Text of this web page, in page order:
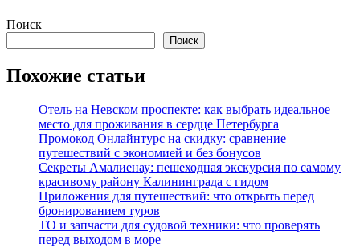
Перейти
содержимому
Поиск
Поиск
Похожие статьи
Отель на Невском проспекте: как выбрать идеальное
место для проживания в сердце Петербурга
Промокод Онлайнтурс на скидку: сравнение
путешествий с экономией и без бонусов
Секреты Амалиенау: пешеходная экскурсия по самому
красивому району Калининграда с гидом
Приложения для путешествий: что открыть перед
бронированием туров
ТО и запчасти для судовой техники: что проверять
перед выходом в море